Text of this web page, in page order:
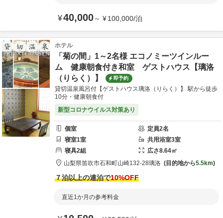
¥40,000～ ¥100,000/泊
ホテル
「菊の間」1～2名様 エコノミーツインルー
ム 健康朝食付き和室 ゲストハウス【璃洛
（りらく）】
即予約
貸切温泉風呂付【ゲストハウス璃洛（りらく）】 駅から徒歩
10分・健康朝食付
新型コロナウイルス対策あり
個室 定員2名
寝室1室 共用浴室3室
寝具2組 広さ8.64㎡
山梨県笛吹市石和町山崎132-28璃洛 目的地から5.5km
７泊以上の連泊で10%OFF
直近1か月の参考料金